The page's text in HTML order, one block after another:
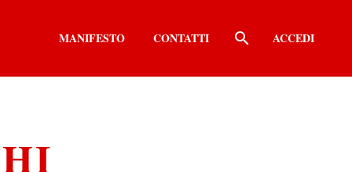
MANIFESTO CONTATTI ACCEDI